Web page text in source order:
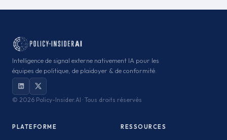
Intelligence de signal externe nativement IA pour les
équipes de politique, de plaidoyer & de conformité.
© 2026 Policy-Insider.AI · Tous droits réservés
PLATEFORME RESSOURCES